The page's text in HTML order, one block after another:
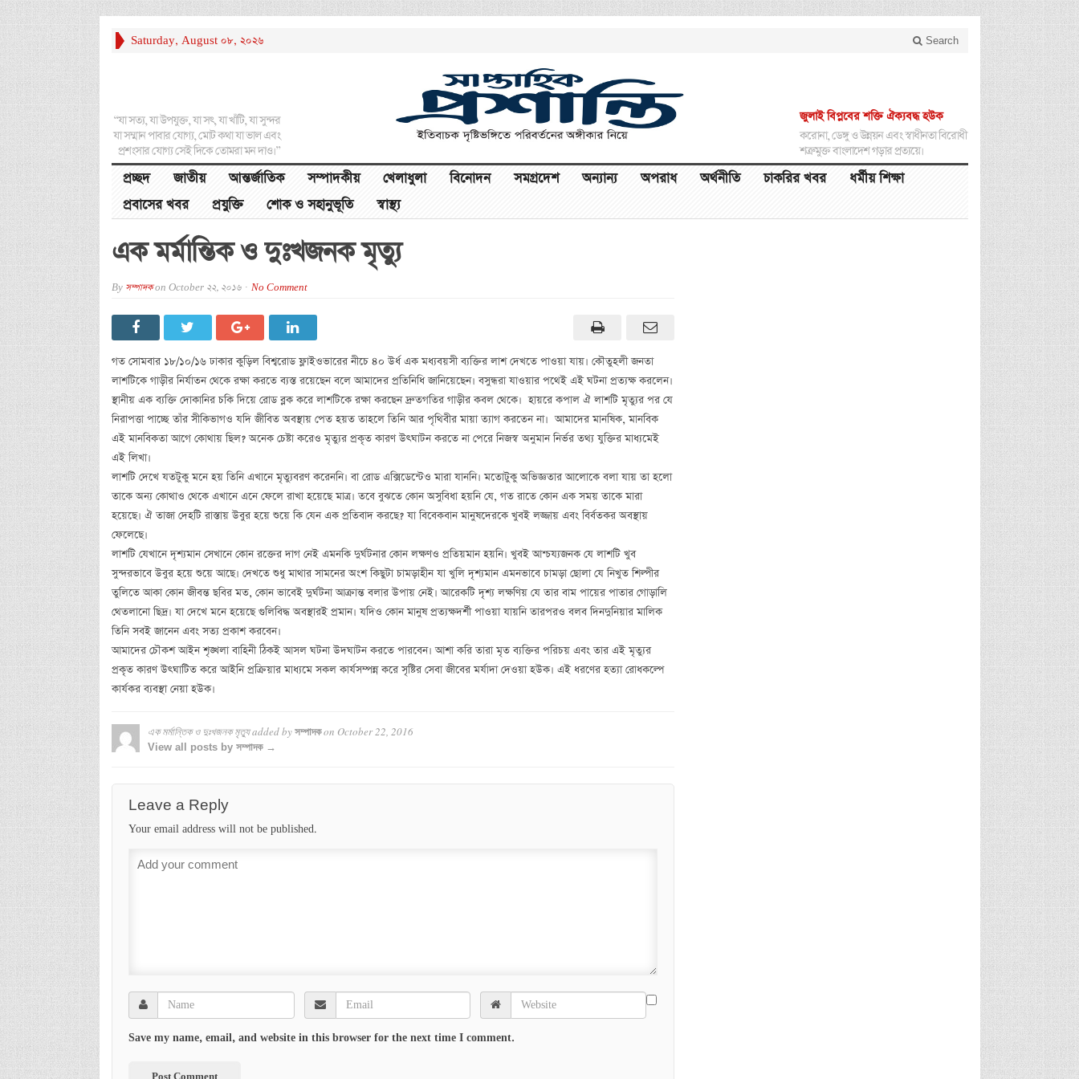
Saturday, August 08, 2026 Search
“যা সত্য, যা উপযুক্ত, যা সৎ, যা খাঁটি, যা সুন্দর
যা সম্মান পাবার যোগ্য, মোট কথা যা ভাল এবং
প্রশংসার যোগ্য সেই দিকে তোমরা মন দাও।”
জুলাই বিপ্লবের শক্তি ঐক্যবদ্ধ হউক
করোনা, ডেঙ্গু ও উন্নয়ন এবং স্বাধীনতা বিরোধী
শত্রুমুক্ত বাংলাদেশ গড়ার প্রত্যয়ে।
প্রচ্ছদ জাতীয় আন্তর্জাতিক সম্পাদকীয় খেলাধুলা বিনোদন সমগ্রদেশ অন্যান্য অপরাধ অর্থনীতি চাকরির খবর
ধর্মীয় শিক্ষা
প্রবাসের খবর
প্রযুক্তি শোক ও সহানুভূতি স্বাস্থ্য
এক মর্মান্তিক ও দুঃখজনক মৃত্যু
By সম্পাদকon October 22, 2016 No Comment
গত সোমবার ১৮/১০/১৬ ঢাকার কুড়িল বিশ্বরোড ফ্লাইওভারের নীচে ৪০ উর্ধ এক মধ্যবয়সী ব্যক্তির লাশ দেখতে পাওয়া যায়। কৌতুহলী জনতা
লাশটিকে গাড়ীর নির্যাতন থেকে রক্ষা করতে ব্যস্ত রয়েছেন বলে আমাদের প্রতিনিধি জানিয়েছেন। বসুন্ধরা যাওয়ার পথেই এই ঘটনা প্রত্যক্ষ করলেন।
স্থানীয় এক ব্যক্তি দোকানির চকি দিয়ে রোড ব্লক করে লাশটিকে রক্ষা করছেন দ্রুতগতির গাড়ীর কবল থেকে। হায়রে কপাল ঐ লাশটি মৃত্যুর পর যে
নিরাপত্তা পাচ্ছে তাঁর সীকিভাগও যদি জীবিত অবস্থায় পেত হয়ত তাহলে তিনি আর পৃথিবীর মায়া ত্যাগ করতেন না। আমাদের মানষিক, মানবিক
এই মানবিকতা আগে কোথায় ছিল? অনেক চেষ্টা করেও মৃত্যুর প্রকৃত কারণ উৎঘাটন করতে না পেরে নিজস্ব অনুমান নির্ভর তথ্য যুক্তির মাধ্যমেই
এই লিখা।
লাশটি দেখে যতটুকু মনে হয় তিনি এখানে মৃত্যুবরণ করেননি। বা রোড এক্সিডেন্টেও মারা যাননি। মতোটুকু অভিজ্ঞতার আলোকে বলা যায় তা হলো
তাকে অন্য কোথাও থেকে এখানে এনে ফেলে রাখা হয়েছে মাত্র। তবে বুঝতে কোন অসুবিধা হয়নি যে, গত রাতে কোন এক সময় তাকে মারা
হয়েছে। ঐ তাজা দেহটি রাস্তায় উবুর হয়ে শুয়ে কি যেন এক প্রতিবাদ করছে? যা বিবেকবান মানুষদেরকে খুবই লজ্জায় এবং বির্বতকর অবস্থায়
ফেলেছে।
লাশটি যেখানে দৃশ্যমান সেখানে কোন রক্তের দাগ নেই এমনকি দুর্ঘটনার কোন লক্ষণও প্রতিয়মান হয়নি। খুবই আশ্চয্যজনক যে লাশটি খুব
সুন্দরভাবে উবুর হয়ে শুয়ে আছে। দেখতে শুধু মাথার সামনের অংশ কিছুটা চামড়াহীন যা খুলি দৃশ্যমান এমনভাবে চামড়া ছোলা যে নিখুত শিল্পীর
তুলিতে আকা কোন জীবন্ত ছবির মত, কোন ভাবেই দুর্ঘটনা আক্রান্ত বলার উপায় নেই। আরেকটি দৃশ্য লক্ষণিয় যে তার বাম পায়ের পাতার গোড়ালি
থেতলানো ছিদ্র। যা দেখে মনে হয়েছে গুলিবিদ্ধ অবস্থারই প্রমান। যদিও কোন মানুষ প্রত্যক্ষদর্শী পাওয়া যায়নি তারপরও বলব দিনদুনিয়ার মালিক
তিনি সবই জানেন এবং সত্য প্রকাশ করবেন।
আমাদের চৌকশ আইন শৃঙ্খলা বাহিনী ঠিকই আসল ঘটনা উদঘাটন করতে পারবেন। আশা করি তারা মৃত ব্যক্তির পরিচয় এবং তার এই মৃত্যুর
প্রকৃত কারণ উৎঘাটিত করে আইনি প্রক্রিয়ার মাধ্যমে সকল কার্যসম্পন্ন করে সৃষ্টির সেবা জীবের মর্যাদা দেওয়া হউক। এই ধরণের হত্যা রোধকল্পে
কার্যকর ব্যবস্থা নেয়া হউক।
এক মর্মান্তিক ও দুঃখজনক মৃত্যুadded by সম্পাদকon October 22, 2016
View all posts by সম্পাদক →
Leave a Reply
Your email address will not be published.
Save my name, email, and website in this browser for the next time I comment.